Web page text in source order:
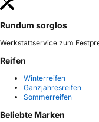
Rundum sorglos
Werkstattservice zum
Reifen
Winterreifen
Ganzjahresreifen
Sommerreifen
Beliebte Marken